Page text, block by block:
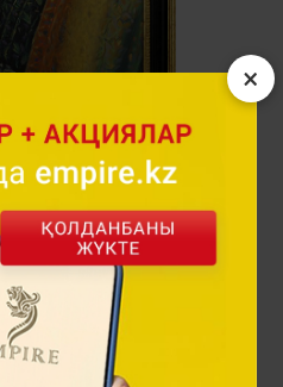
×
репродукциясы
000 ₸